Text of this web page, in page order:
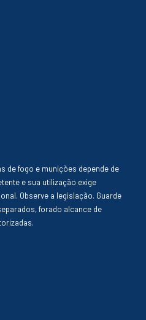
de fogo e munições depende de
e sua utilização exige
Observe a legislação. Guarde
forado alcance de